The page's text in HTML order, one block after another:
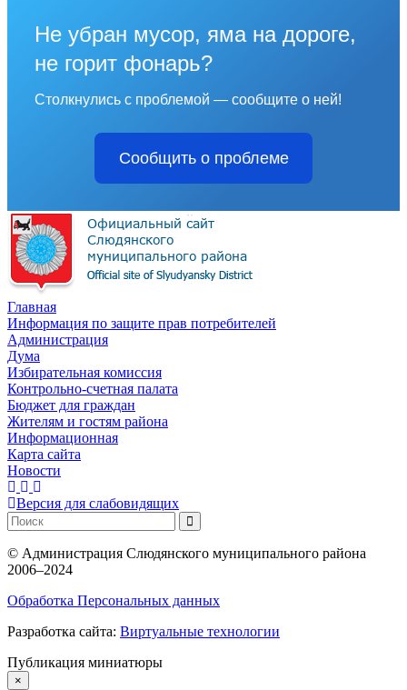
Не убран мусор, яма на дороге,
не горит фонарь?
Столкнулись с проблемой — сообщите о ней!
Сообщить о проблеме
Главная
Информация по защите прав потребителей
Администрация
Дума
Избирательная комиссия
Контрольно-счетная палата
Бюджет для граждан
Жителям и гостям района
Информационная
Карта сайта
Новости
Версия для слабовидящих
© Администрация Слюдянского муниципального района
2006–2024
Обработка Персональных данных
Разработка сайта: Виртуальные технологии
Публикация миниатюры
×